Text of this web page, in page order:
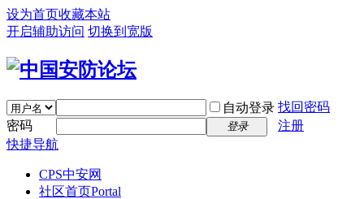
设为首页收藏本站
开启辅助访问 切换到宽版
自动登录 找回密码
密码
登录
注册
快捷导航
CPS中安网
社区首页Portal